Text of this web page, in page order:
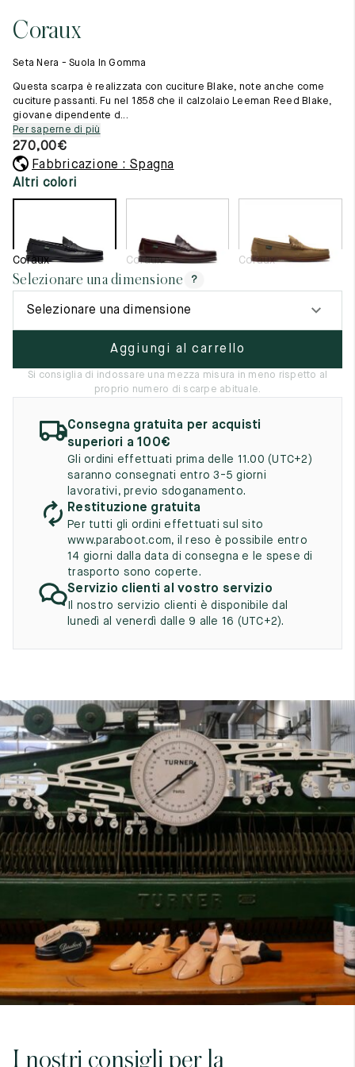
Materie prime
Cucito a mano
Consigli e cura
Glossario
La nostra storia
I nostri laboratori
Artigianato
Rivista
Lookbooks
Coraux
Seta Nera - Suola In Gomma
Questa scarpa è realizzata con cuciture Blake, note anche come
cuciture passanti. Fu nel 1858 che il calzolaio Leeman Reed Blake,
giovane dipendente d...
Per saperne di più
270,00€
Fabbricazione : Spagna
Altri colori
Coraux Coraux Coraux
Selezionare una dimensione ?
Selezionare una dimensione
Aggiungi al carrello
Si consiglia di indossare una mezza misura in meno rispetto al
proprio numero di scarpe abituale.
Consegna gratuita per acquisti
superiori a 100€
Gli ordini effettuati prima delle 11.00 (UTC+2)
saranno consegnati entro 3-5 giorni
lavorativi, previo sdoganamento.
Restituzione gratuita
Per tutti gli ordini effettuati sul sito
www.paraboot.com, il reso è possibile entro
14 giorni dalla data di consegna e le spese di
trasporto sono coperte.
Servizio clienti al vostro servizio
Il nostro servizio clienti è disponibile dal
lunedì al venerdì dalle 9 alle 16 (UTC+2).
I nostri consigli per la
12
13 47 14
13.5
14 48
14.5 48.5 15.5
15.5 49.5 16.5
Donna
2 35 3
2.5 35.5 3.5
36 4
36.5
37 5
37.5 5.5
5 38 6
38.5 6.5
7 40 8
7.5 40.5 8.5
8 41 9
8.5 41.5 9.5